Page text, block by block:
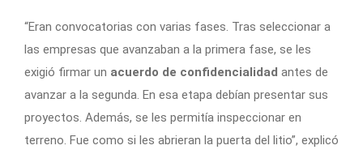
“Eran convocatorias con varias fases. Tras seleccionar a
las empresas que avanzaban a la primera fase, se les
exigió firmar un acuerdo de confidencialidad antes de
avanzar a la segunda. En esa etapa debían presentar sus
proyectos. Además, se les permitía inspeccionar en
terreno. Fue como si les abrieran la puerta del litio”, explicó